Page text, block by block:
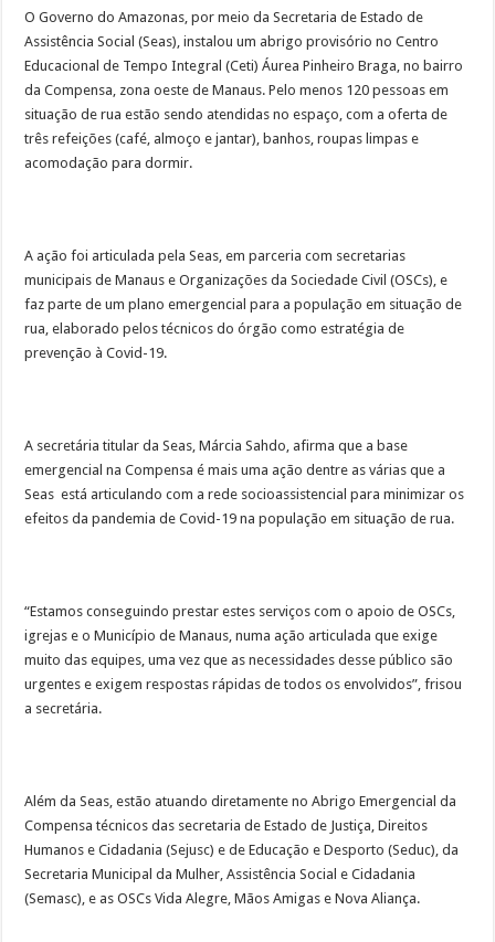
O Governo do Amazonas, por meio da Secretaria de Estado de
Assistência Social (Seas), instalou um abrigo provisório no Centro
Educacional de Tempo Integral (Ceti) Áurea Pinheiro Braga, no bairro
da Compensa, zona oeste de Manaus. Pelo menos 120 pessoas em
situação de rua estão sendo atendidas no espaço, com a oferta de
três refeições (café, almoço e jantar), banhos, roupas limpas e
acomodação para dormir.
A ação foi articulada pela Seas, em parceria com secretarias
municipais de Manaus e Organizações da Sociedade Civil (OSCs), e
faz parte de um plano emergencial para a população em situação de
rua, elaborado pelos técnicos do órgão como estratégia de
prevenção à Covid-19.
A secretária titular da Seas, Márcia Sahdo, afirma que a base
emergencial na Compensa é mais uma ação dentre as várias que a
Seas está articulando com a rede socioassistencial para minimizar os
efeitos da pandemia de Covid-19 na população em situação de rua.
“Estamos conseguindo prestar estes serviços com o apoio de OSCs,
igrejas e o Município de Manaus, numa ação articulada que exige
muito das equipes, uma vez que as necessidades desse público são
urgentes e exigem respostas rápidas de todos os envolvidos”, frisou
a secretária.
Além da Seas, estão atuando diretamente no Abrigo Emergencial da
Compensa técnicos das secretaria de Estado de Justiça, Direitos
Humanos e Cidadania (Sejusc) e de Educação e Desporto (Seduc), da
Secretaria Municipal da Mulher, Assistência Social e Cidadania
(Semasc), e as OSCs Vida Alegre, Mãos Amigas e Nova Aliança.